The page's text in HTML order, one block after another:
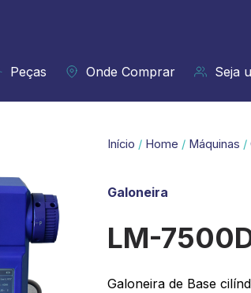
Peças Onde Comprar Seja
Início / Home / Máquinas /
Galoneira
LM-
Galoneira de Base